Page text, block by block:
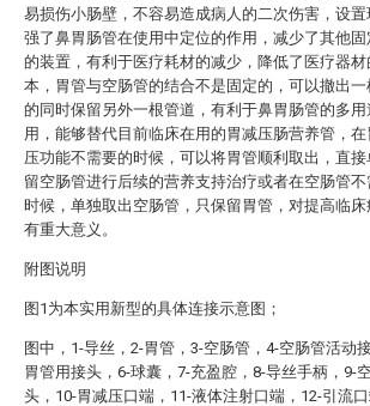
易损伤小肠壁，不容易造成病人的二次伤害，设置
强了鼻胃肠管在使用中定位的作用，减少了其他固
的装置，有利于医疗耗材的减少，降低了医疗器材
本，胃管与空肠管的结合不是固定的，可以撤出一
的同时保留另外一根管道，有利于鼻胃肠管的多用
用，能够替代目前临床在用的胃减压肠营养管，
压功能不需要的时候，可以将胃管顺利取出，直
留空肠管进行后续的营养支持治疗或者在空肠管不
时候，单独取出空肠管，只保留胃管，对提高临
有重大意义。
附图说明
图1为本实用新型的具体连接示意图；
图中，1-导丝，2-胃管，3-空肠管，4-空肠管活动
胃管用接头，6-球囊，7-充盈腔，8-导丝手柄，9-
头，10-胃减压口端，11-液体注射口端，12-引流